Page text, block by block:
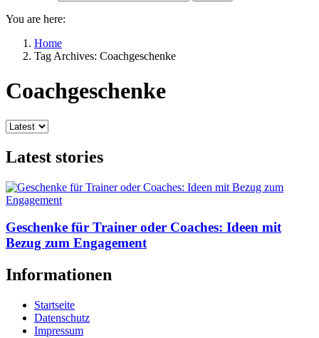
You are here:
Home
Tag Archives: Coachgeschenke
Coachgeschenke
Latest stories
Geschenke für Trainer oder Coaches: Ideen mit
Bezug zum Engagement
Informationen
Startseite
Datenschutz
Impressum